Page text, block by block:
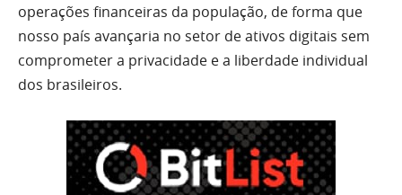
operações financeiras da população, de forma que
nosso país avançaria no setor de ativos digitais sem
comprometer a privacidade e a liberdade individual
dos brasileiros.